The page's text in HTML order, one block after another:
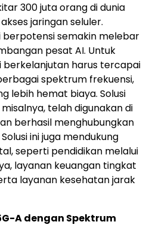
300 juta orang di dunia
jaringan seluler.
berpotensi semakin melebar
pesat AI. Untuk
berkelanjutan harus tercapai
spektrum frekuensi,
lebih hemat biaya. Solusi
telah digunakan di
berhasil menghubungkan
ini juga mendukung
seperti pendidikan melalui
layanan keuangan tingkat
layanan kesehatan jarak
A dengan Spektrum